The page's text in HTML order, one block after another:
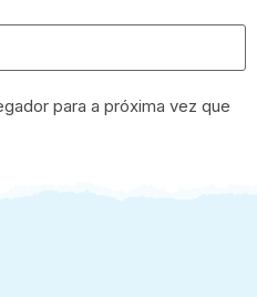
para a próxima vez que